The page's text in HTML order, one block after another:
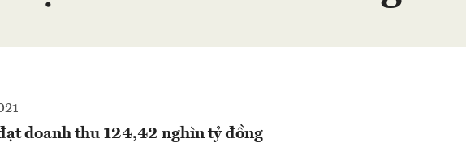
doanh thu 124,42 nghìn tỷ đồng